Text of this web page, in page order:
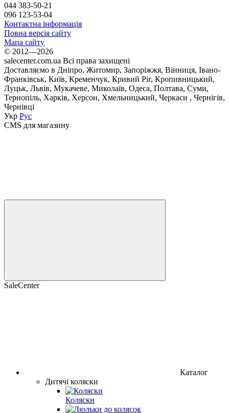
044 383-50-21
096 123-53-04
Контактна інформація
Повна версія сайту
Мапа сайту
© 2012—2026
salecenter.com.ua Всі права захищені
Доставляємо в Дніпро, Житомир, Запоріжжя, Вінниця, Івано-
Франківськ, Київ, Кременчук, Кривий Ріг, Кропивницький,
Луцьк, Львів, Мукачеве, Миколаїв, Одеса, Полтава, Суми,
Тернопіль, Харків, Херсон, Хмельницький, Черкаси , Чернігів,
Чернівці
Укр Рус
CMS для магазину
SaleCenter
Каталог
Дитячі коляски
Коляски